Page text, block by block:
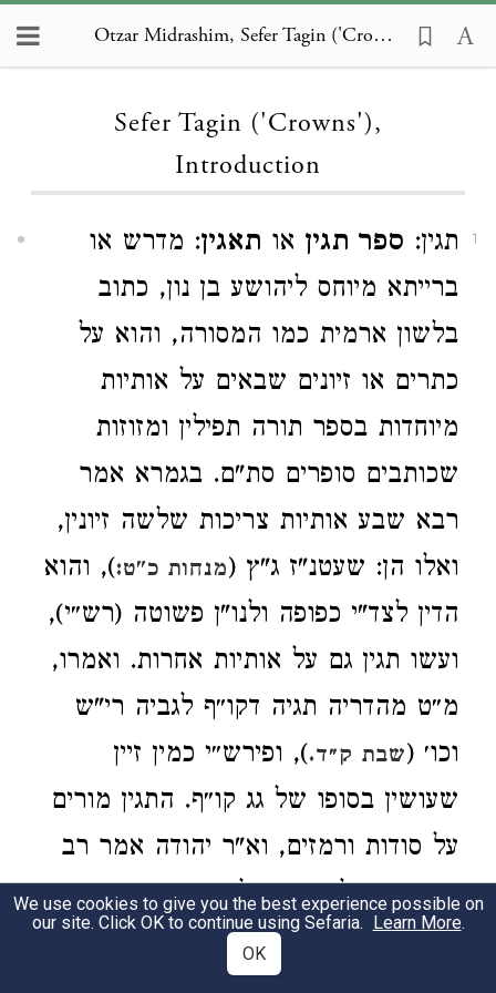
Otzar Midrashim, Sefer Tagin ('Crowns'), Introduction
Sefer Tagin ('Crowns'),
Introduction
1 תגין: ספר תגין או תאגין: מדרש או
ברייתא מיוחס ליהושע בן נון, כתוב
בלשון ארמית כמו המסורה, והוא על
כתרים או זיונים שבאים על אותיות
מיוחדות בספר תורה תפילין ומזוזות
שכותבים סופרים סת"ם. בגמרא אמר
רבא שבע אותיות צריכות שלשה זיונין,
ואלו הן: שעטנ"ז ג"ץ (מנחות כ"ט:), והוא
הדין לצד"י כפופה ולנו"ן פשוטה (רש״י),
ועשו תגין גם על אותיות אחרות. ואמרו,
מ״ט מהדריה תגיה דקו״ף לגביה רי"ש
וכו׳ (שבת ק״ד.), ופירש״י כמין זיין
שעושין בסופו של גג קו״ף. התגין מורים
על סודות ורמזים, וא"ר יהודה אמר רב
בשעה שעלה משה למרום מצאו
להקב״ה שיושב וקושר כתרים לאותיות
We use cookies to give you the best experience possible on
our site. Click OK to continue using Sefaria. Learn More.
OK